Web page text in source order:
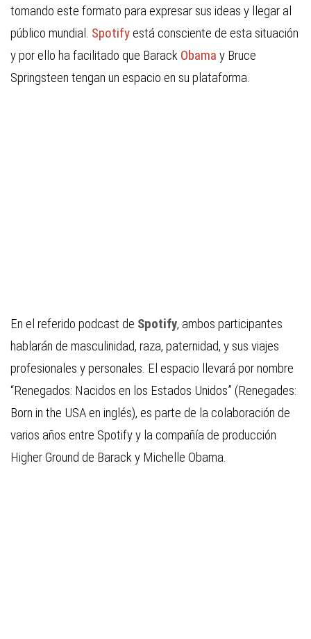
tomando este formato para expresar sus ideas y llegar al
público mundial. Spotify está consciente de esta situación
y por ello ha facilitado que Barack Obama y Bruce
Springsteen tengan un espacio en su plataforma.
En el referido podcast de Spotify, ambos participantes
hablarán de masculinidad, raza, paternidad, y sus viajes
profesionales y personales. El espacio llevará por nombre
“Renegados: Nacidos en los Estados Unidos” (Renegades:
Born in the USA en inglés), es parte de la colaboración de
varios años entre Spotify y la compañía de producción
Higher Ground de Barack y Michelle Obama.